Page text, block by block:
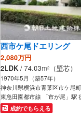
西市ケ尾ドエリング
2,080万円
2LDK / 74.03m2 （壁芯）
1970年5月（築57年）
神奈川県横浜市青葉区市ケ尾町
東急田園都市線 「市が尾」駅
成約でもらえる